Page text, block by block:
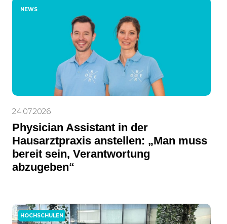
NEWS
24.07.2026
Physician Assistant in der
Hausarztpraxis anstellen: „Man muss
bereit sein, Verantwortung
abzugeben“
HOCHSCHULEN